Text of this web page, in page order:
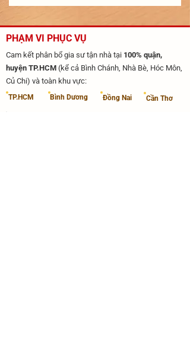
PHẠM VI PHỤC VỤ
Cam kết phân bổ gia sư tận nhà tại 100% quận,
huyện TP.HCM (kể cả Bình Chánh, Nhà Bè, Hóc Môn,
Củ Chi) và toàn khu vực:
​TP.HCM ​Bình Dương Đồng Nai Cần Thơ